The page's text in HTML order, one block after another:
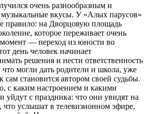
очень разнообразным и
музыкальные вкусы. У «Алых парусов»
правило: на Дворцовую площадь
которое переживает очень
— переход из юности во
день человек начинает
решения и нести ответственность
что могли дать родители и школа, уже
сам становится автором своей судьбы.
с каким настроением и какими
с праздника: что они увидят на
услышат в телевизионном эфире,